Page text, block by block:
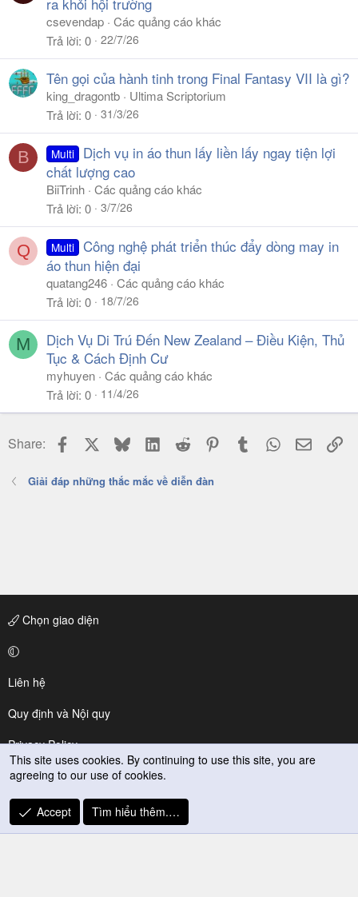
csevendap Các quảng cáo khác
Trả lời 0 22/7/26
Tên gọi của hành tinh trong Final Fantasy VII là gì?
king_dragontb
Ultima Scriptorium
Trả lời 0 31/3/26
B Multi
Dịch vụ in áo thun lấy liền lấy ngay tiện lợi
chất lượng cao
BiiTrinh Các quảng cáo khác
Trả lời 0 3/7/26
Q Multi Công nghệ phát triển thúc đẩy dòng may in
áo thun hiện đại
quatang246 Các quảng cáo khác
Trả lời 0 18/7/26
M
Dịch Vụ Di Trú Đến New Zealand – Điều Kiện, Thủ
Tục & Cách Định Cư
myhuyen Các quảng cáo khác
Trả lời 0 11/4/26
Share: Facebook BlueskyLinkedIn
Reddit PinterestTumblr WhatsApp
Email
Giải đáp những thắc mắc về diễn đàn
Chọn giao diện
Liên hệ
Quy định và Nội quy
Privacy Policy
Trợ giúp
R
S
This site uses cookies. By continuing to use this site, you are
agreeing to our use of cookies.
Accept Tìm hiểu thêm.…